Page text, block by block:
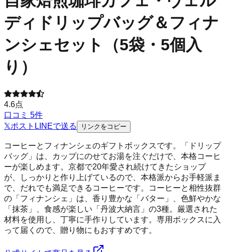
ディ ドリップバッグ＆フィナ
ンシェセット（5袋・5個入
り）
4.6点
口コミ 5件
𝕏ポスト LINEで送る リンクをコピー
コーヒーとフィナンシェのギフトボックスです。「ドリップ
バッグ」は、カップにのせてお湯を注ぐだけで、本格コーヒ
ーが楽しめます。京都で20年愛され続けてきたショップ
が、しっかりと作り上げているので、本格派からお手軽派ま
で、だれでも満足できるコーヒーです。コーヒーと相性抜群
の「フィナンシェ」は、香り豊かな「バター」、色鮮やかな
「抹茶」、食感が楽しい「丹波大納言」の3種。厳選された
材料を使用し、丁寧に手作りしています。専用ボックスに入
って届くので、贈り物にもおすすめです。